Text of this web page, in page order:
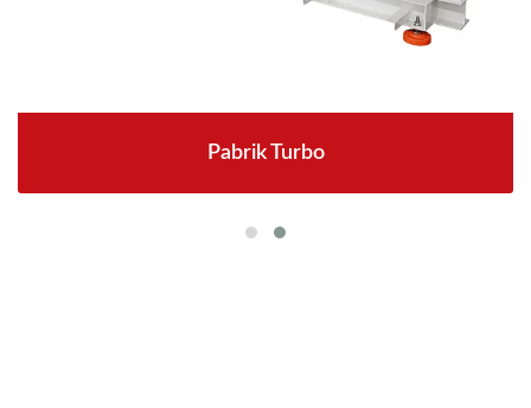
Pabrik Turbo